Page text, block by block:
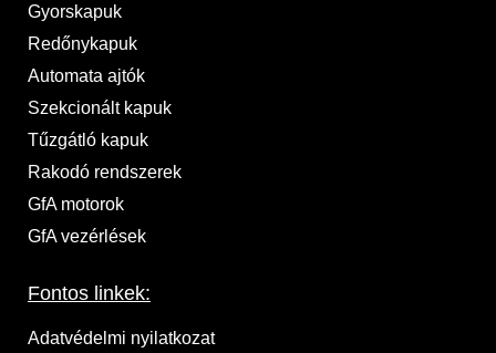
Gyorskapuk
Redőnykapuk
Automata ajtók
Szekcionált kapuk
Tűzgátló kapuk
Rakodó rendszerek
GfA motorok
GfA vezérlések
Fontos linkek:
Adatvédelmi nyilatkozat